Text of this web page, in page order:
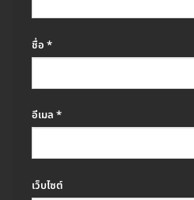
ชื่อ *
อีเมล *
เว็บไซต์